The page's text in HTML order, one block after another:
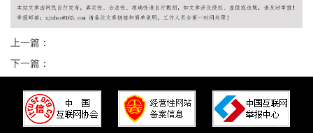
上一篇：
下一篇：